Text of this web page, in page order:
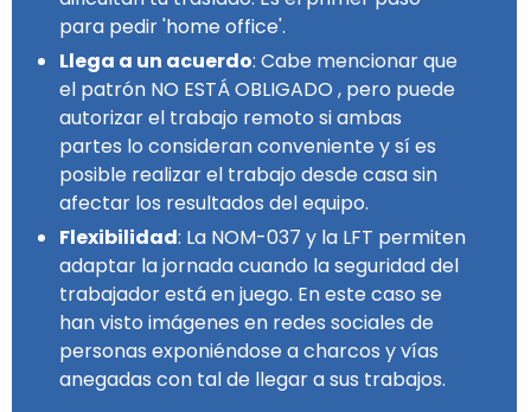
para pedir 'home office'.
Llega a un acuerdo: Cabe mencionar que
el patrón NO ESTÁ OBLIGADO , pero puede
autorizar el trabajo remoto si ambas
partes lo consideran conveniente y sí es
posible realizar el trabajo desde casa sin
afectar los resultados del equipo.
Flexibilidad: La NOM-037 y la LFT permiten
adaptar la jornada cuando la seguridad del
trabajador está en juego. En este caso se
han visto imágenes en redes sociales de
personas exponiéndose a charcos y vías
anegadas con tal de llegar a sus trabajos.